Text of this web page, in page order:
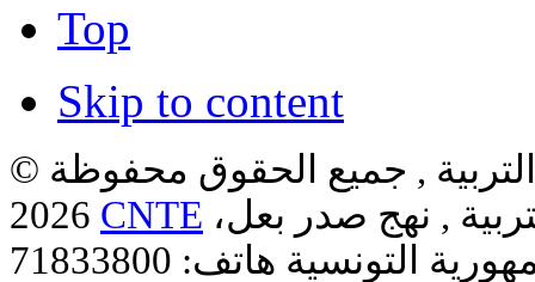
Top
Skip to content
, جميع الحقوق محفوظة ©
CNTE , نهج صدر بعل،